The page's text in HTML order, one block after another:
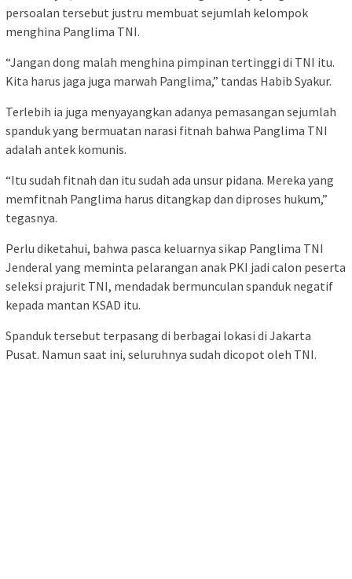
persoalan tersebut justru membuat sejumlah kelompok
menghina Panglima TNI.
“Jangan dong malah menghina pimpinan tertinggi di TNI itu.
Kita harus jaga juga marwah Panglima,” tandas Habib Syakur.
Terlebih ia juga menyayangkan adanya pemasangan sejumlah
spanduk yang bermuatan narasi fitnah bahwa Panglima TNI
adalah antek komunis.
“Itu sudah fitnah dan itu sudah ada unsur pidana. Mereka yang
memfitnah Panglima harus ditangkap dan diproses hukum,”
tegasnya.
Perlu diketahui, bahwa pasca keluarnya sikap Panglima TNI
Jenderal yang meminta pelarangan anak PKI jadi calon peserta
seleksi prajurit TNI, mendadak bermunculan spanduk negatif
kepada mantan KSAD itu.
Spanduk tersebut terpasang di berbagai lokasi di Jakarta
Pusat. Namun saat ini, seluruhnya sudah dicopot oleh TNI.